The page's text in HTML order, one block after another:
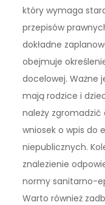
który wymaga
przepisów
dokładne
obejmuje
docelowej. Ważne
mają rodzice i
należy
wniosek o wpis do
niepublicznych.
znalezienie
normy sanitarno-
Warto również